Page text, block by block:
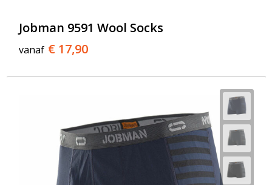
Jobman 9591 Wool Socks
vanaf € 17,90